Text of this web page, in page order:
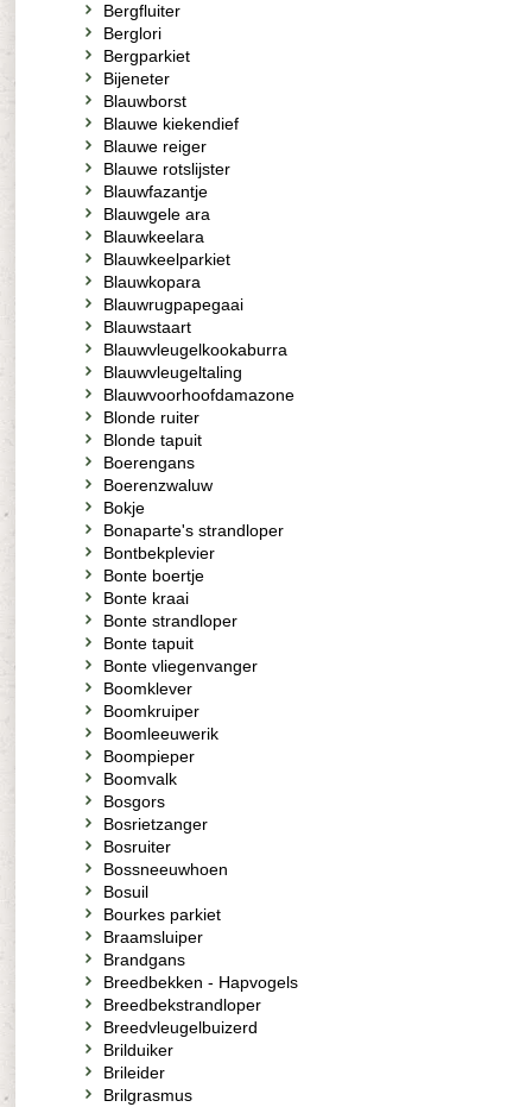
Bergfluiter
Berglori
Bergparkiet
Bijeneter
Blauwborst
Blauwe kiekendief
Blauwe reiger
Blauwe rotslijster
Blauwfazantje
Blauwgele ara
Blauwkeelara
Blauwkeelparkiet
Blauwkopara
Blauwrugpapegaai
Blauwstaart
Blauwvleugelkookaburra
Blauwvleugeltaling
Blauwvoorhoofdamazone
Blonde ruiter
Blonde tapuit
Boerengans
Boerenzwaluw
Bokje
Bonaparte's strandloper
Bontbekplevier
Bonte boertje
Bonte kraai
Bonte strandloper
Bonte tapuit
Bonte vliegenvanger
Boomklever
Boomkruiper
Boomleeuwerik
Boompieper
Boomvalk
Bosgors
Bosrietzanger
Bosruiter
Bossneeuwhoen
Bosuil
Bourkes parkiet
Braamsluiper
Brandgans
Breedbekken - Hapvogels
Breedbekstrandloper
Breedvleugelbuizerd
Brilduiker
Brileider
Brilgrasmus